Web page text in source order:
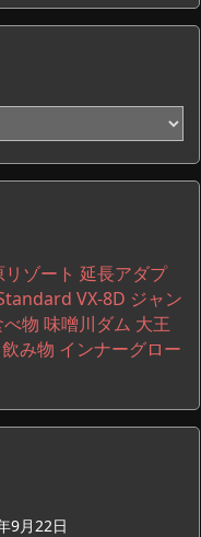
ゾート 延長アダプ
VX-8D ジャン
物 味噌川ダム 大王
飲み物 インナーグロー
9月22日